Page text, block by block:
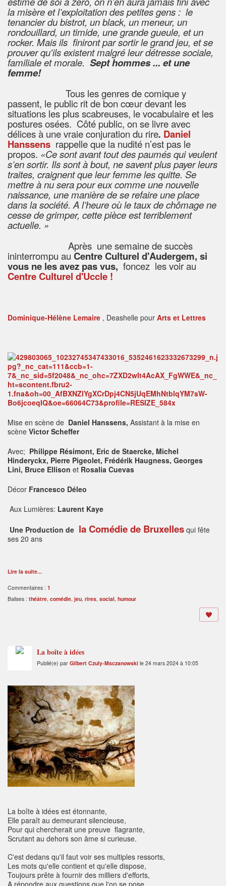
la misère et l’exploitation des petites gens : le
tenancier du bistrot, un black, un meneur, un
rondouillard, un timide, une grande gueule, et un
rocker. Mais ils finiront par sortir le grand jeu, et se
prouver qu'ils existent malgré leur détresse sociale,
familiale et morale. Sept hommes ... et une
femme!
Tous les genres de comique y
passent, le public rit de bon cœur devant les
situations les plus scabreuses, le vocabulaire et les
postures osées. Côté public, on se livre avec
délices à une vraie conjuration du rire. Daniel
Hanssens rappelle que la nudité n’est pas le
propos. «Ce sont avant tout des paumés qui veulent
s’en sortir. Ils sont à bout, ne savent plus payer leurs
traites, craignent que leur femme les quitte. Se
mettre à nu sera pour eux comme une nouvelle
naissance, une manière de se refaire une place
dans la société. A l’heure où le taux de chômage ne
cesse de grimper, cette pièce est terriblement
actuelle. »
Après une semaine de succès
ininterrompu au Centre Culturel d'Audergem, si
vous ne les avez pas vus, foncez les voir au
Centre Culturel d'Uccle !
Dominique-Hélène Lemaire , Deashelle pour Arts et Lettres
Mise en scène de Daniel Hanssens, Assistant à la mise en
scène Victor Scheffer
Avec; Philippe Résimont, Eric de Staercke, Michel
Hinderyckx, Pierre Pigeolet, Frédérik Haugness, Georges
Lini, Bruce Ellison et Rosalia Cuevas
Décor Francesco Déleo
Aux Lumières: Laurent Kaye
Une Production de la Comédie de Bruxelles qui fête
ses 20 ans
Lire la suite...
Commentaires : 1
Balises : théâtre, comédie, jeu, rires, social, humour
La boîte à idées
Publié(e) par Gilbert Czuly-Msczanowski le 24 mars 2024 à 10:05
La boîte à idées est étonnante,
Elle paraît au demeurant silencieuse,
Pour qui chercherait une preuve flagrante,
Scrutant au dehors son âme si curieuse.
C'est dedans qu'il faut voir ses multiples ressorts,
Les mots qu'elle contient et qu'elle dispose,
Toujours prête à fournir des milliers d'efforts,